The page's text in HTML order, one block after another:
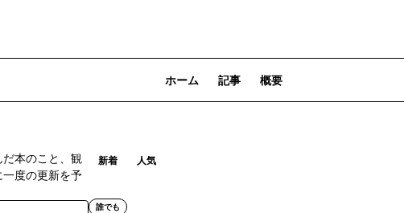
ホーム 記事 概要
本のこと、観
度の更新を予
新着 人気
誰でも